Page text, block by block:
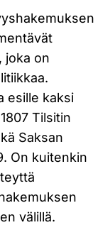
joka on
esille kaksi
Tilsitin
Saksan
On kuitenkin
välillä.